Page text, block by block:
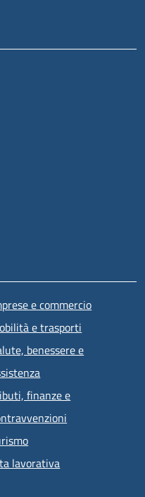
e commercio
e trasporti
benessere e
finanze e
lavorativa